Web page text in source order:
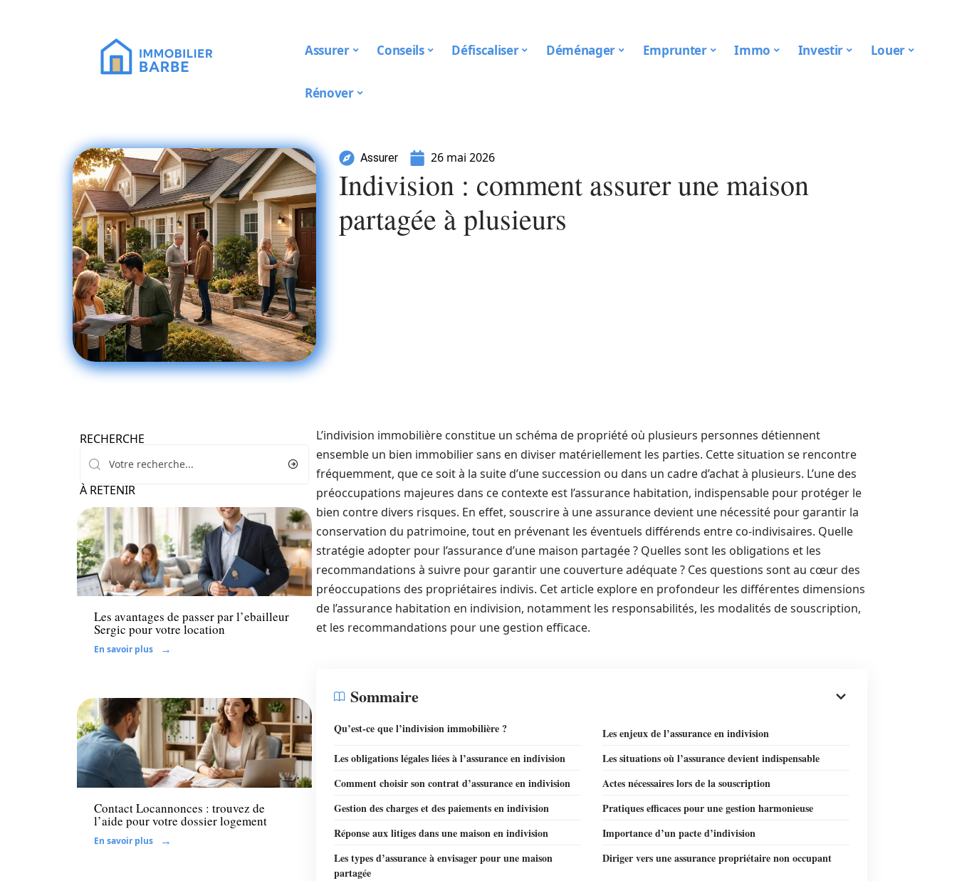
Assurer Conseils Défiscaliser Déménager Emprunter Immo Investir Louer
Rénover
Assurer 26 mai 2026
Indivision : comment assurer une maison
partagée à plusieurs
RECHERCHE
À RETENIR
Louer
Les avantages de passer par l’ebailleur
Sergic pour votre location
En savoir plus
Immo
Contact Locannonces : trouvez de
l’aide pour votre dossier logement
En savoir plus
L’indivision immobilière constitue un schéma de propriété où plusieurs personnes détiennent
ensemble un bien immobilier sans en diviser matériellement les parties. Cette situation se rencontre
fréquemment, que ce soit à la suite d’une succession ou dans un cadre d’achat à plusieurs. L’une des
préoccupations majeures dans ce contexte est l’assurance habitation, indispensable pour protéger le
bien contre divers risques. En effet, souscrire à une assurance devient une nécessité pour garantir la
conservation du patrimoine, tout en prévenant les éventuels différends entre co-indivisaires. Quelle
stratégie adopter pour l’assurance d’une maison partagée ? Quelles sont les obligations et les
recommandations à suivre pour garantir une couverture adéquate ? Ces questions sont au cœur des
préoccupations des propriétaires indivis. Cet article explore en profondeur les différentes dimensions
de l’assurance habitation en indivision, notamment les responsabilités, les modalités de souscription,
et les recommandations pour une gestion efficace.
Sommaire
Qu’est-ce que l’indivision immobilière ?
Les enjeux de l’assurance en indivision
Les obligations légales liées à l’assurance en indivision
Les situations où l’assurance devient indispensable
Comment choisir son contrat d’assurance en indivision
Actes nécessaires lors de la souscription
Gestion des charges et des paiements en indivision
Pratiques efficaces pour une gestion harmonieuse
Réponse aux litiges dans une maison en indivision
Importance d’un pacte d’indivision
Les types d’assurance à envisager pour une maison
partagée
Diriger vers une assurance propriétaire non occupant